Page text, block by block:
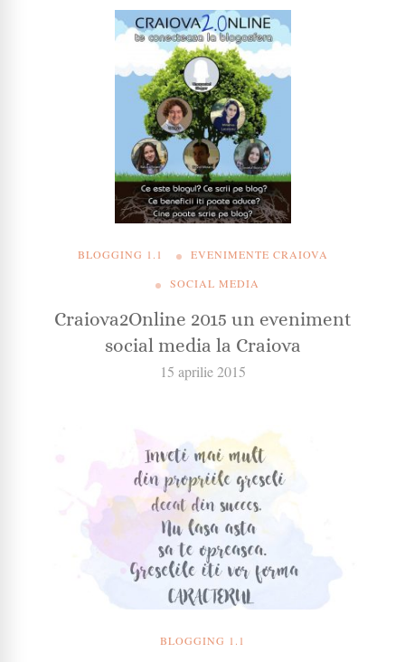
BLOGGING 1.1
EVENIMENTE CRAIOVA
SOCIAL MEDIA
Craiova2Online 2015 un eveniment
social media la Craiova
15 aprilie 2015
BLOGGING 1.1